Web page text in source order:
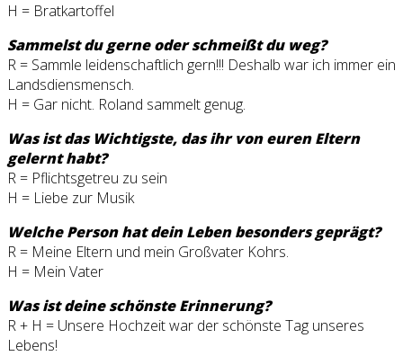
H = Bratkartoffel
Sammelst du gerne oder schmeißt du weg?
R = Sammle leidenschaftlich gern!!! Deshalb war ich immer ein
Landsdiensmensch.
H = Gar nicht. Roland sammelt genug.
Was ist das Wichtigste, das ihr von euren Eltern
gelernt habt?
R = Pflichtsgetreu zu sein
H = Liebe zur Musik
Welche Person hat dein Leben besonders geprägt?
R = Meine Eltern und mein Großvater Kohrs.
H = Mein Vater
Was ist deine schönste Erinnerung?
R + H = Unsere Hochzeit war der schönste Tag unseres
Lebens!